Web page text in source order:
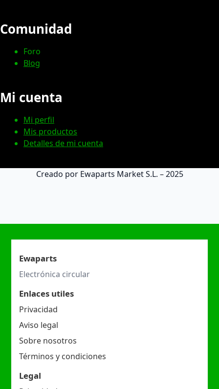
Comunidad
Foro
Blog
Mi cuenta
Mi perfil
Mis productos
Detalles de mi cuenta
Creado por Ewaparts Market S.L. – 2025
Ewaparts
Electrónica circular
Enlaces utiles
Privacidad
Aviso legal
Sobre nosotros
Términos y condiciones
Legal